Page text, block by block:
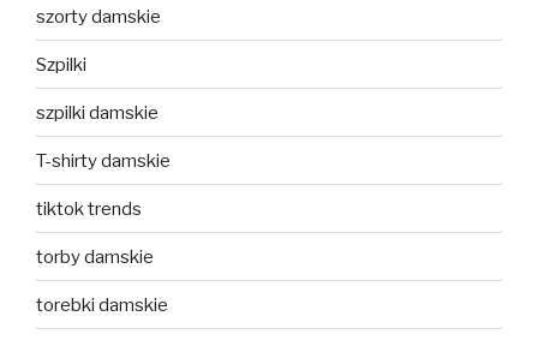
szorty damskie
Szpilki
szpilki damskie
T-shirty damskie
tiktok trends
torby damskie
torebki damskie